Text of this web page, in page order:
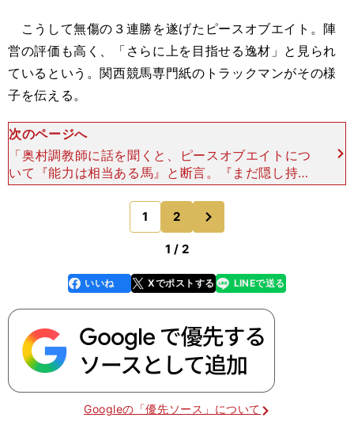
こうして無傷の３連勝を遂げたピースオブエイト。陣
営の評価も高く、「さらに上を目指せる逸材」と見られ
ているという。関西競馬専門紙のトラックマンがその様
子を伝える。
次のページへ
「奥村調教師に話を聞くと、ピースオブエイトにつ
いて『能力は相当ある馬』と断言。『まだ隠し持っ
ているギアがある』という話がまた、印象的でした
ね。 かなりの器であることは明らかで、『相手に
合わせて走るタ
1 2
1 / 2
faceboo
k
いいね Xでポストする
line LINEで送る
Googleの「優先ソース」について